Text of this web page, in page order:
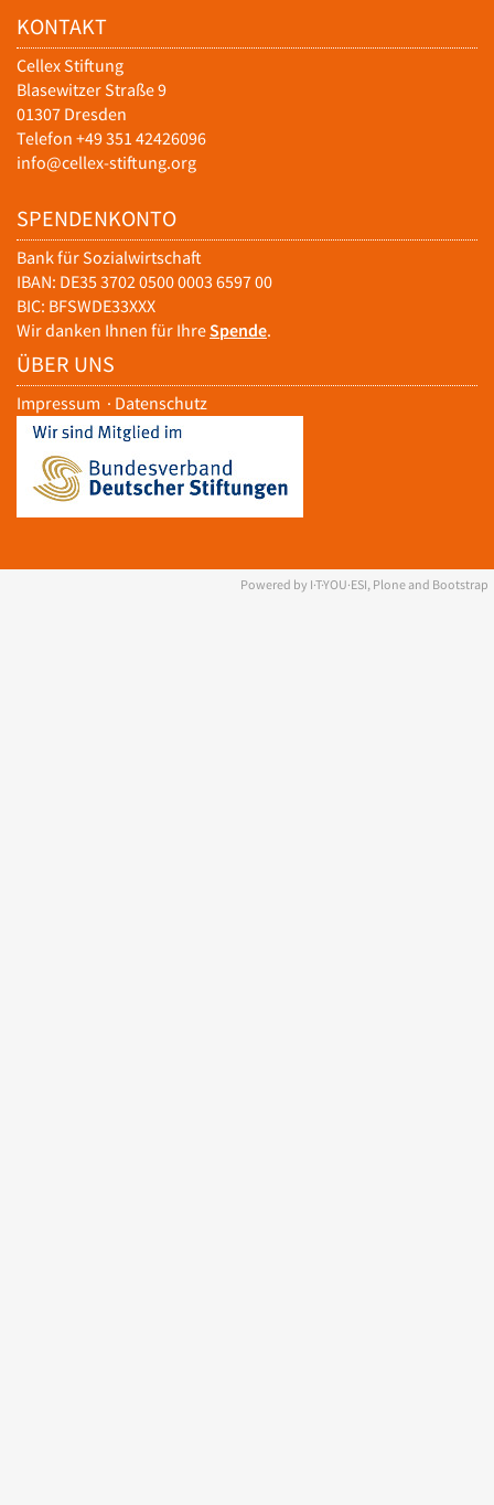
KONTAKT
Cellex Stiftung
Blasewitzer Straße 9
01307 Dresden
Telefon +49 351 42426096
info@cellex-stiftung.org
SPENDENKONTO
Bank für Sozialwirtschaft
IBAN: DE35 3702 0500 0003 6597 00
BIC: BFSWDE33XXX
Wir danken Ihnen für IhreSpende.
ÜBER UNS
Impressum · Datenschutz
Powered by I·T·YOU·ESI, Plone and Bootstrap